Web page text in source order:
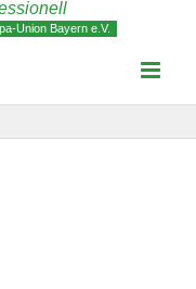
Union Bayern e.V.